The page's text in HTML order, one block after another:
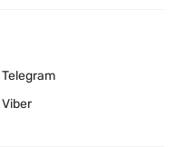
Telegram
Viber